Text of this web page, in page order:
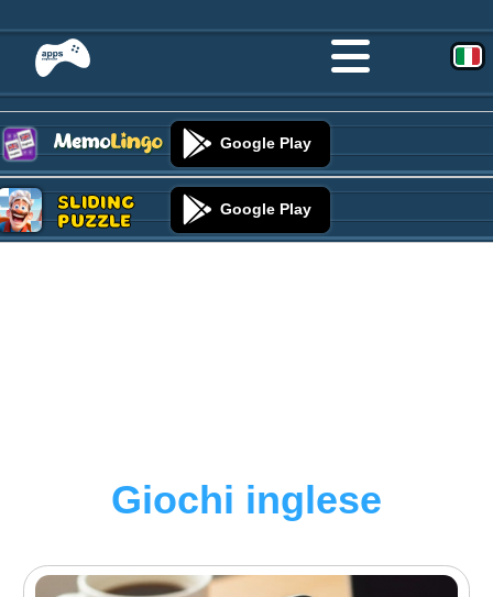
Google Play
Sliding
Puzzle Google Play
Giochi inglese